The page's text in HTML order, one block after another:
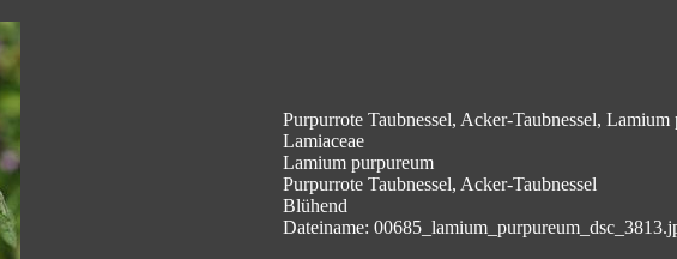
Purpurrote Taubnessel, Acker-Taubnessel, Lamium
Lamiaceae
Lamium purpureum
Purpurrote Taubnessel, Acker-Taubnessel
Blühend
Dateiname: